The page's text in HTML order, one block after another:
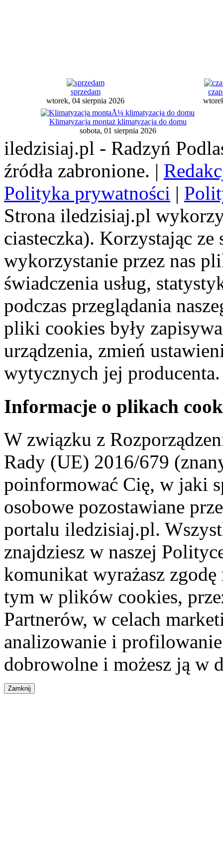
sprzedam
wtorek, 04 sierpnia 2026
Klimatyzacja montaż klimatyzacja do domu
sobota, 01 sierpnia 2026
iledzisiaj.pl - Radzyń
źródła zabronione. |
Polityka prywatności |
Strona iledzisiaj.pl
ciasteczka). Korzystając
wykorzystanie przez nas
świadczenia usług,
podczas przeglądania
pliki cookies były
urządzenia, zmień
wytycznych jej producenta.
Informacje o plikach
W związku z
Rady (UE) 2016/679
poinformować Cię, w jaki
osobowe pozostawiane
portalu iledzisiaj.pl.
znajdziesz w naszej
komunikat wyrażasz
tym w plików cookies,
Partnerów, w celach
analizowanie i
dobrowolne i możesz ją w